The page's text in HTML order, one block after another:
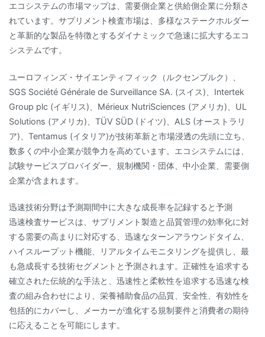
エコシステムの市場マップは、需要側企業と供給側企業に分類さ
れています。サプリメント検査市場は、多様なステークホルダー
と革新的な製品を特徴とするダイナミックで急速に拡大するエコ
システムです。
ユーロフィンズ・サイエンティフィック（ルクセンブルク）、
SGS Société Générale de Surveillance SA. (スイス)、Intertek
Group plc (イギリス)、Mérieux NutriSciences (アメリカ)、UL
Solutions (アメリカ)、TÜV SÜD (ドイツ)、ALS (オーストラリ
ア)、Tentamus (イタリア)が技術革新と市場浸透の先頭に立ち、
数多くの中小企業が競争力を高めています。エコシステムには、
試験サービスプロバイダー、規制機関・団体、中小企業、需要側
企業が含まれます。
迅速技術分野は予測期間中に大きな成長率を記録すると予測
迅速検査サービスは、サプリメント製造と品質管理の効率化に対
する需要の高まりに対応する、迅速なターンアラウンドタイム、
ハイスループット機能、リアルタイムモニタリングを提供し、最
も急成長する技術セグメントと予測されます。正確性を追求する
確立された伝統的な手法と、迅速性と柔軟性を追求する迅速な検
査の組み合わせにより、栄養補助食品の品質、安全性、有効性を
包括的にカバーし、メーカーが進化する規制要件と消費者の期待
に応えることを可能にします。